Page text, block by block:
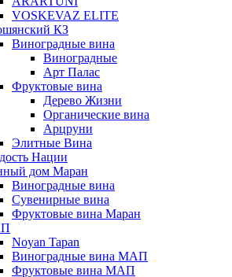
VOSKEVAZ ELITE
КЗ
Виноградные вина
Виноградные
Арт Палас
Фруктовые вина
Дерево Жизни
Органические вина
Арцруни
Элитные Вина
Нации
дом Маран
Виноградные вина
Сувенирные вина
Фруктовые вина Маран
Noyan Tapan
Виноградные вина МАП
Фруктовые вина МАП